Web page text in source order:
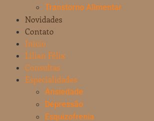
Transtorno Alimentar
Novidades
Contato
Início
Lílian Félix
Consultas
Especialidades
Ansiedade
Depressão
Esquizofrenia